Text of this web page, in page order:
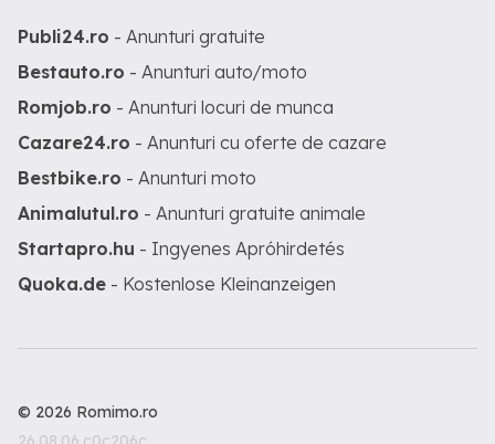
Publi24.ro - Anunturi gratuite
Bestauto.ro - Anunturi auto/moto
Romjob.ro - Anunturi locuri de munca
Cazare24.ro - Anunturi cu oferte de cazare
Bestbike.ro - Anunturi moto
Animalutul.ro - Anunturi gratuite animale
Startapro.hu - Ingyenes Apróhirdetés
Quoka.de - Kostenlose Kleinanzeigen
© 2026 Romimo.ro